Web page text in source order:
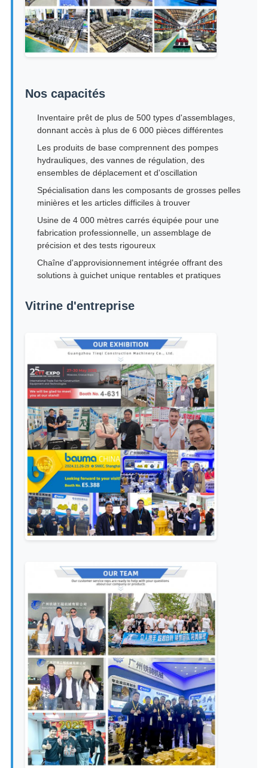
Nos capacités
Inventaire prêt de plus de 500 types d'assemblages,
donnant accès à plus de 6 000 pièces différentes
Les produits de base comprennent des pompes
hydrauliques, des vannes de régulation, des
ensembles de déplacement et d'oscillation
Spécialisation dans les composants de grosses pelles
minières et les articles difficiles à trouver
Usine de 4 000 mètres carrés équipée pour une
fabrication professionnelle, un assemblage de
précision et des tests rigoureux
Chaîne d'approvisionnement intégrée offrant des
solutions à guichet unique rentables et pratiques
Vitrine d'entreprise